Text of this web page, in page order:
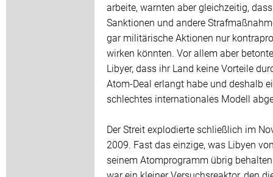
arbeite, warnten aber gleichzeitig, dass
Sanktionen und andere
gar militärische Aktionen nur
wirken könnten. Vor allem aber
Libyer, dass ihr Land keine Vorteile
Atom-Deal erlangt habe und deshalb
schlechtes internationales Modell
Der Streit explodierte schließlich im
2009. Fast das einzige, was Libyen
seinem Atomprogramm übrig